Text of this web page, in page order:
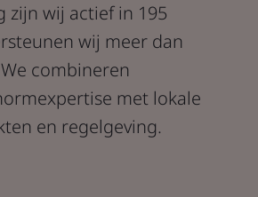
zijn wij actief in 195
wij meer dan
combineren
met lokale
en regelgeving.